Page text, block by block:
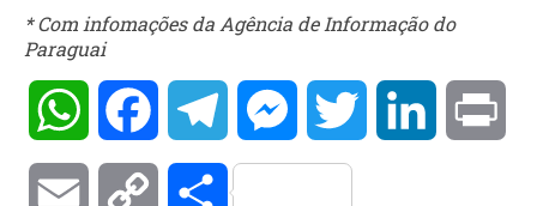
* Com infomações da Agência de Informação do
Paraguai
WhatsAppFacebookTelegramMessengerTwitter LinkedIn
Email Copy Compartilhar